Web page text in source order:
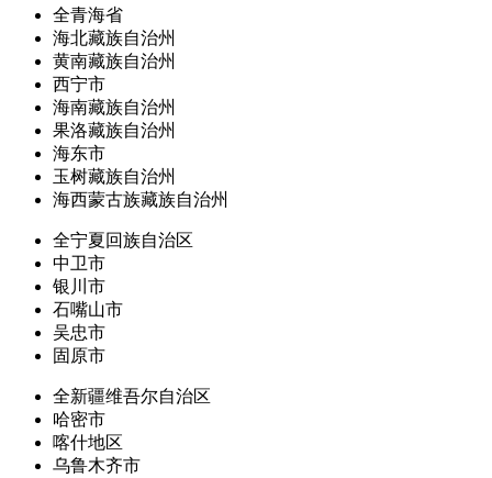
全青海省
海北藏族自治州
黄南藏族自治州
西宁市
海南藏族自治州
果洛藏族自治州
海东市
玉树藏族自治州
海西蒙古族藏族自治州
全宁夏回族自治区
中卫市
银川市
石嘴山市
吴忠市
固原市
全新疆维吾尔自治区
哈密市
喀什地区
乌鲁木齐市